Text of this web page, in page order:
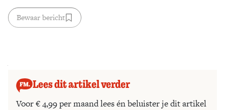
Bewaar bericht
Lees dit artikel verder
Voor € 4,99 per maand lees én beluister je dit artikel